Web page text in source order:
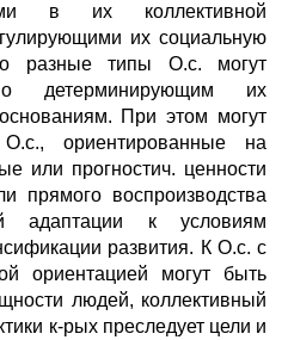
в их коллективной
их социальную
разные типы О.с. могут
по детерминирующим их
При этом могут
ориентированные на
или прогностич. ценности
прямого воспроизводства
адаптации к условиям
развития. К О.с. с
ориентацией могут быть
людей, коллективный
к-рых преследует цели и